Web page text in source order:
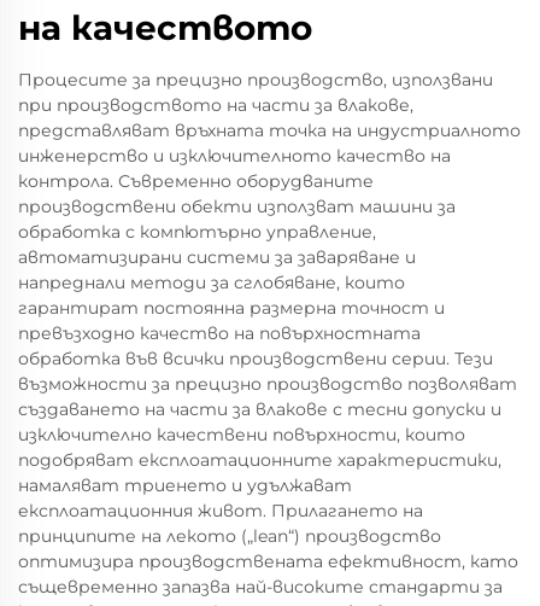
на качеството
Процесите за прецизно производство, използвани
при производството на части за влакове,
представляват връхната точка на индустриалното
инженерство и изключителното качество на
контрола. Съвременно оборудваните
производствени обекти използват машини за
обработка с компютърно управление,
автоматизирани системи за заваряване и
напреднали методи за сглобяване, които
гарантират постоянна размерна точност и
превъзходно качество на повърхностната
обработка във всички производствени серии. Тези
възможности за прецизно производство позволяват
създаването на части за влакове с тесни допуски и
изключително качествени повърхности, които
подобряват експлоатационните характеристики,
намаляват триенето и удължават
експлоатационния живот. Прилагането на
принципите на лекото („lean“) производство
оптимизира производствената ефективност, като
същевременно запазва най-високите стандарти за